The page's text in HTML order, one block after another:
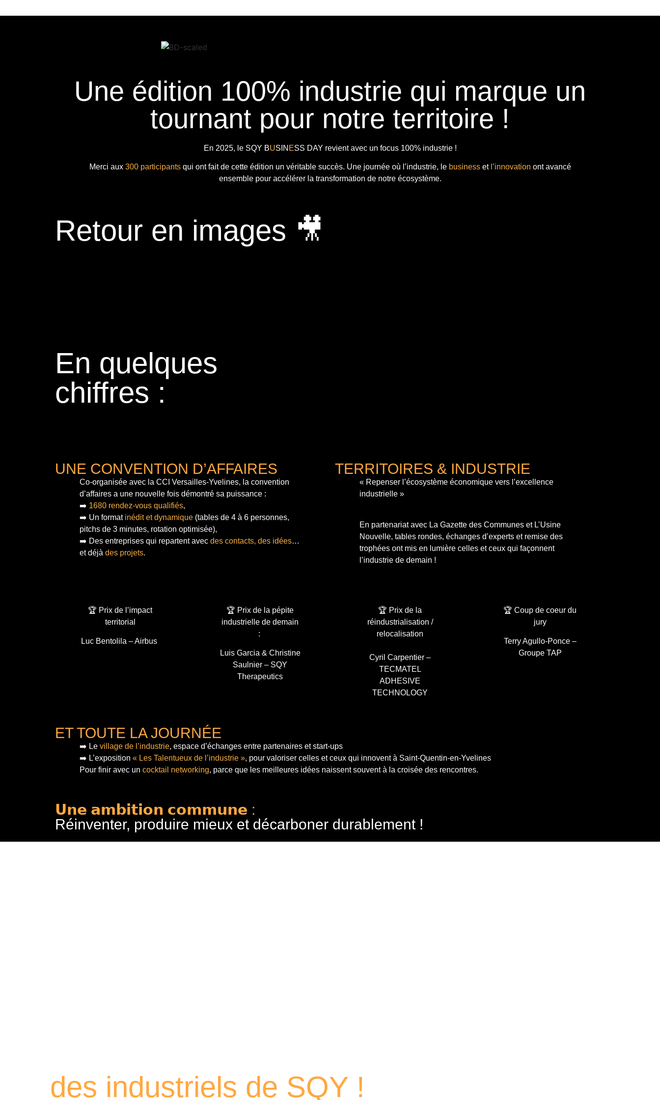
Une édition 100% industrie qui marque un
tournant pour notre territoire !
En 2025, le SQY BUSIN ESS DAY revient avec un focus 100% industrie !
Merci aux 300 participantsqui ont fait de cette édition un véritable succès. Une journée où l’industrie, le businesset l’innovation ont avancé
ensemble pour accélérer la transformation de notre écosystème.
Retour en images 🎥
En quelques
chiffres :
UNE CONVENTION D’AFFAIRES
Co-organisée avec la CCI Versailles-Yvelines, la convention
d’affaires a une nouvelle fois démontré sa puissance :
➡️ 1680 rendez-vous qualifiés,
➡️ Un format inédit et dynamique (tables de 4 à 6 personnes,
pitchs de 3 minutes, rotation optimisée),
➡️ Des entreprises qui repartent avec des contacts, des idées…
et déjà des projets.
TERRITOIRES & INDUSTRIE
« Repenser l’écosystème économique vers l’excellence
industrielle »
En partenariat avec La Gazette des Communes et L’Usine
Nouvelle, tables rondes, échanges d’experts et remise des
trophées ont mis en lumière celles et ceux qui façonnent
l’industrie de demain !
🏆 Prix de l’impact
territorial
Luc Bentolila – Airbus
🏆 Prix de la pépite
industrielle de demain
:
Luis Garcia & Christine
Saulnier – SQY
Therapeutics
🏆 Prix de la
réindustrialisation /
relocalisation
Cyril Carpentier –
TECMATEL
ADHESIVE
TECHNOLOGY
🏆 Coup de coeur du
jury
Terry Agullo-Ponce –
Groupe TAP
ET TOUTE LA JOURNÉE
➡️ Le village de l’industrie, espace d’échanges entre partenaires et start-ups
➡️ L’exposition « Les Talentueux de l’industrie », pour valoriser celles et ceux qui innovent à Saint-Quentin-en-Yvelines
Pour finir avec un cocktail networking, parce que les meilleures idées naissent souvent à la croisée des rencontres.
𝗨𝗻𝗲 𝗮𝗺𝗯𝗶𝘁𝗶𝗼𝗻 𝗰𝗼𝗺𝗺𝘂𝗻𝗲 :
Réinventer, produire mieux et décarboner durablement !
des industriels de SQY !